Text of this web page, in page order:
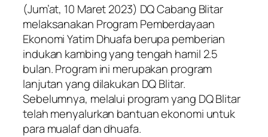
(Jum’at, 10 Maret 2023) DQ Cabang Blitar
melaksanakan Program Pemberdayaan
Ekonomi Yatim Dhuafa berupa pemberian
indukan kambing yang tengah hamil 2.5
bulan. Program ini merupakan program
lanjutan yang dilakukan DQ Blitar.
Sebelumnya, melalui program yang DQ Blitar
telah menyalurkan bantuan ekonomi untuk
para mualaf dan dhuafa.